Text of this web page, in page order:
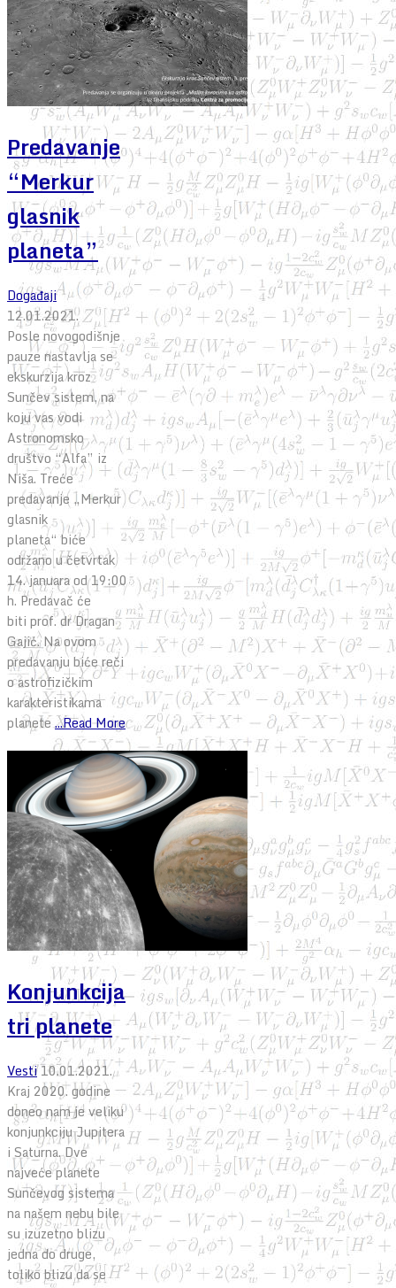
Predavanje
“Merkur
glasnik
planeta”
Događaji
12.01.2021.
Posle novogodišnje
pauze nastavlja se
ekskurzija kroz
Sunčev sistem, na
koju vas vodi
Astronomsko
društvo “Alfa” iz
Niša. Treće
predavanje „Merkur
glasnik
planeta“ biće
održano u četvrtak
14. januara od 19:00
h. Predavač će
biti prof. dr Dragan
Gajić. Na ovom
predavanju biće reči
o astrofizičkim
karakteristikama
planete...Read More
Konjunkcija
tri planete
Vesti10.01.2021.
Kraj 2020. godine
doneo nam je veliku
konjunkciju Jupitera
i Saturna. Dve
najveće planete
Sunčevog sistema
na našem nebu bile
su izuzetno blizu
jedna do druge,
toliko blizu da se